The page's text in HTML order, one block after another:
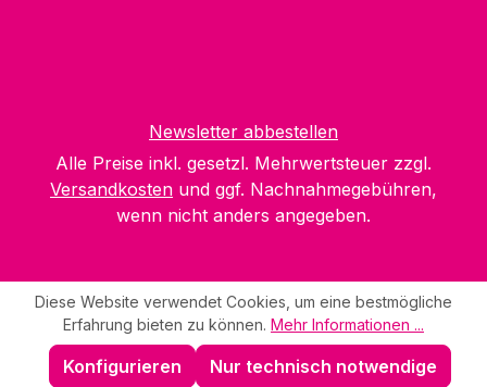
Newsletter abbestellen
Alle Preise inkl. gesetzl. Mehrwertsteuer zzgl.
Versandkosten und ggf. Nachnahmegebühren,
wenn nicht anders angegeben.
Diese Website verwendet Cookies, um eine bestmögliche
Erfahrung bieten zu können. Mehr Informationen ...
Nur technisch notwendige
Konfigurieren